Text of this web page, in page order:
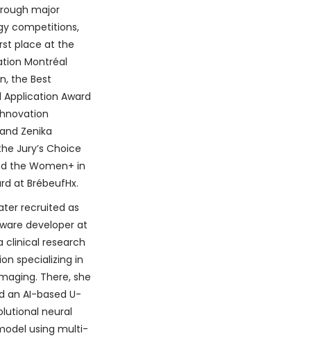
major
competitions,
place at the
Montréal
the Best
Award
Zenika
Jury’s Choice
the Women+ in
at BrébeufHx.
recruited as
developer at
clinical research
specializing in
There, she
an AI-based U-
neural
using multi-